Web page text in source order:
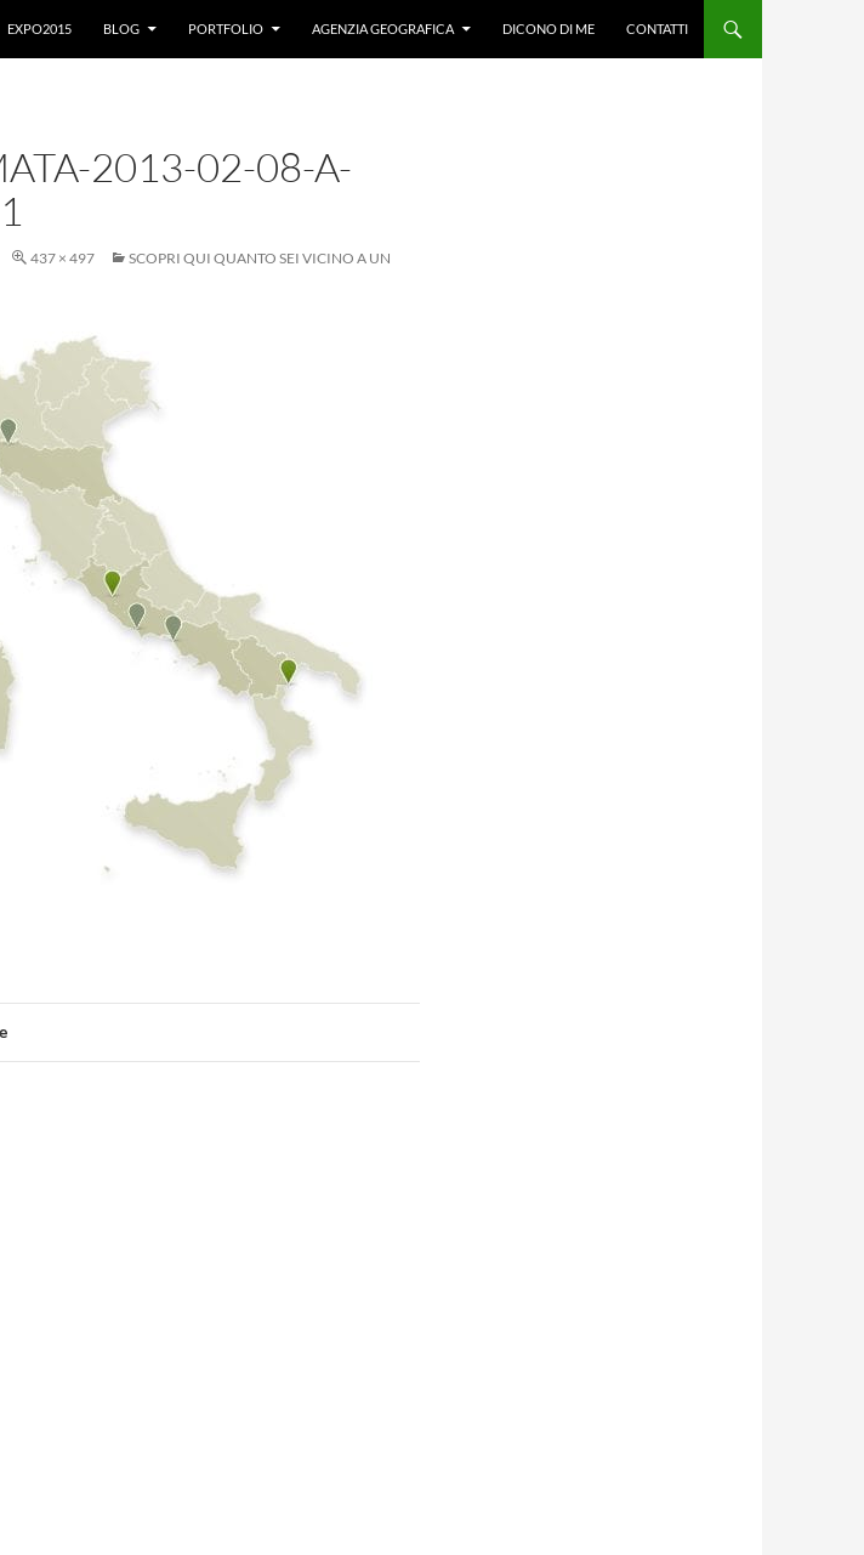
EXPO2015 BLOG PORTFOLIO AGENZIA GEOGRAFICA DICONO DI ME CONTATTI
2013-02-08-A-
437 × 497
SCOPRI QUI QUANTO SEI VICINO A UN